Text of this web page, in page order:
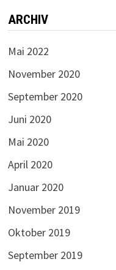
ARCHIV
Mai 2022
November 2020
September 2020
Juni 2020
Mai 2020
April 2020
Januar 2020
November 2019
Oktober 2019
September 2019